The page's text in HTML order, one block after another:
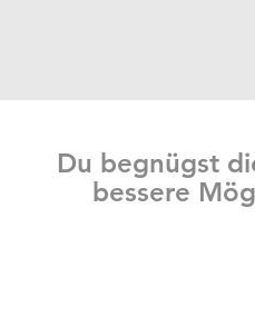
Du begnügst
bessere